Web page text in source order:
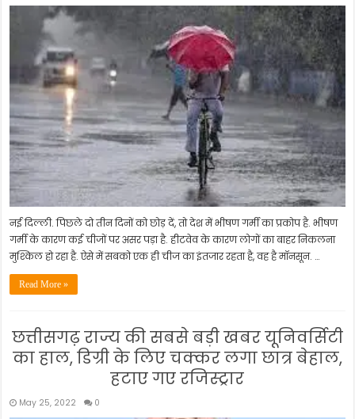
निरीक्षण
कर
आवश्यक
कार्य
व्यवस्था
किये
जाने
हेतु
दिशा
निर्देश
दिये।
नई दिल्ली. पिछले दो तीन दिनों को छोड़ दें, तो देश में भीषण गर्मी का प्रकोप है. भीषण
गर्मी के कारण कई चीजों पर असर पड़ा है. हीटवेव के कारण लोगों का बाहर निकलना
मुश्किल हो रहा है. ऐसे में सबको एक ही चीज का इंतजार रहता है, वह है मॉनसून. …
Read More »
छत्तीसगढ़ राज्य की सबसे बड़ी खबर यूनिवर्सिटी
का हाल, डिग्री के लिए चक्कर लगा छात्र बेहाल,
हटाए गए रजिस्ट्रार
May 25, 2022 0